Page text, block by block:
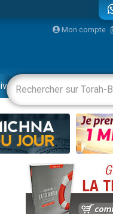
Mon compte
Livres